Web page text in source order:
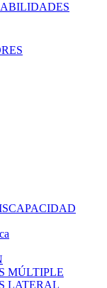
MÚLTIPLE
LATERAL